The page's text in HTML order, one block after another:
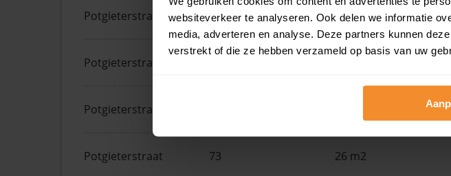
websiteverkeer te analyseren. Ook delen we informatie
media, adverteren en analyse. Deze partners kunnen
verstrekt of die ze hebben verzameld op basis van uw
Potgieterstraat 23 63 m2
Potgieterstraat
Potgieterstraat
Potgieterstraat 73 26 m2